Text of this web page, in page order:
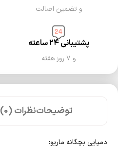
و تضمین اصالت
پشتیبانی ۲۴ ساعته
و ۷ روز هفته
توضیحاتنظرات (0)
دمپایی بچگانه ماریو: